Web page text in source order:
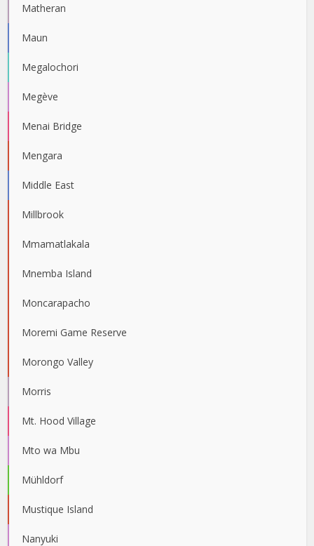
Matheran
Maun
Megalochori
Megève
Menai Bridge
Mengara
Middle East
Millbrook
Mmamatlakala
Mnemba Island
Moncarapacho
Moremi Game Reserve
Morongo Valley
Morris
Mt. Hood Village
Mto wa Mbu
Mühldorf
Mustique Island
Nanyuki